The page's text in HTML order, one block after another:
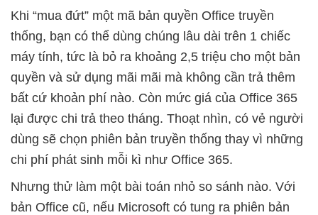
Khi “mua đứt” một mã bản quyền Office truyền
thống, bạn có thể dùng chúng lâu dài trên 1 chiếc
máy tính, tức là bỏ ra khoảng 2,5 triệu cho một bản
quyền và sử dụng mãi mãi mà không cần trả thêm
bất cứ khoản phí nào. Còn mức giá của Office 365
lại được chi trả theo tháng. Thoạt nhìn, có vẻ người
dùng sẽ chọn phiên bản truyền thống thay vì những
chi phí phát sinh mỗi kì như Office 365.
Nhưng thử làm một bài toán nhỏ so sánh nào. Với
bản Office cũ, nếu Microsoft có tung ra phiên bản